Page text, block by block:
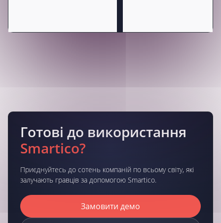
Готові до використання
Smartico?
Приєднуйтесь до сотень компаній по всьому світу, які
залучають гравців за допомогою Smartico.
Замовити демо